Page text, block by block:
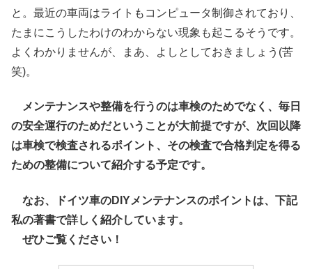
と。最近の車両はライトもコンピュータ制御されており、
たまにこうしたわけのわからない現象も起こるそうです。
よくわかりませんが、まあ、よしとしておきましょう(苦
笑)。
メンテナンスや整備を行うのは車検のためでなく、毎日
の安全運行のためだということが大前提ですが、次回以降
は車検で検査されるポイント、その検査で合格判定を得る
ための整備について紹介する予定です。
なお、ドイツ車のDIYメンテナンスのポイントは、下記
私の著書で詳しく紹介しています。
ぜひご覧ください！